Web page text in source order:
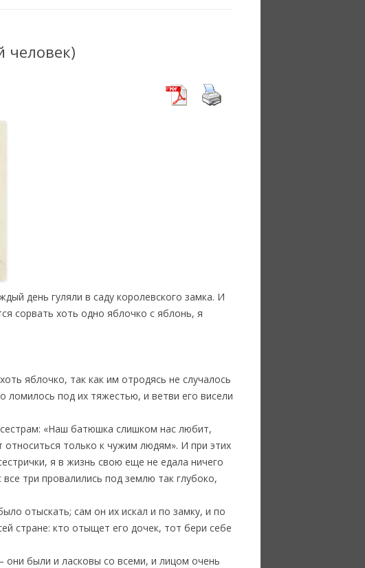
человек)
день гуляли в саду королевского замка. И
сорвать хоть одно яблочко с яблонь, я
яблочко, так как им отродясь не случалось
под их тяжестью, и ветви его висели
«Наш батюшка слишком нас любит,
только к чужим людям». И при этих
я в жизнь свою еще не едала ничего
три провалились под землю так глубоко,
отыскать; сам он их искал и по замку, и по
стране: кто отыщет его дочек, тот бери себе
были и ласковы со всеми, и лицом очень